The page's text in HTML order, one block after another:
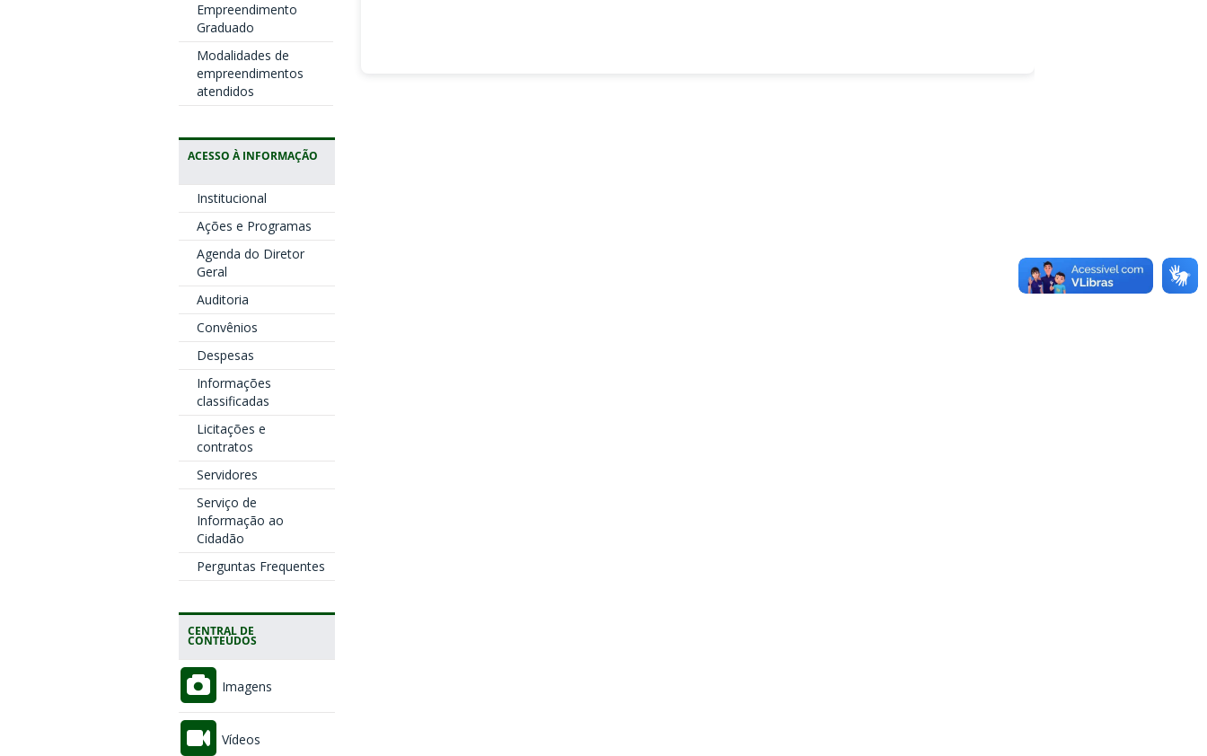
Empreendimento
Graduado
Modalidades de
empreendimentos
atendidos
ACESSO À INFORMAÇÃO
Institucional
Ações e Programas
Agenda do Diretor
Geral
Auditoria
Convênios
Despesas
Informações
classificadas
Licitações e
contratos
Servidores
Serviço de
Informação ao
Cidadão
Perguntas Frequentes
CENTRAL DE
CONTEÚDOS
Imagens
Vídeos